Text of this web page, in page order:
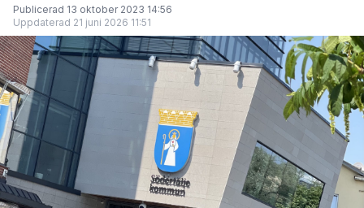
Publicerad 13 oktober 2023 14:56
Uppdaterad 21 juni 2026 11:51